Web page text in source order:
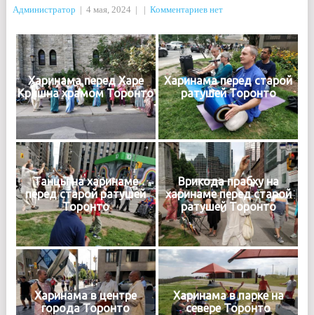
Администратор | 4 мая, 2024 | | Комментариев нет
Харинама перед Харе
Кришна храмом Торонто
Харинама перед старой
ратушей Торонто
Танцы на харинаме
перед старой ратушей
Торонто
Врикода прабху на
харинаме перед старой
ратушей Торонто
Харинама в центре
города Торонто
Харинама в парке на
севере Торонто